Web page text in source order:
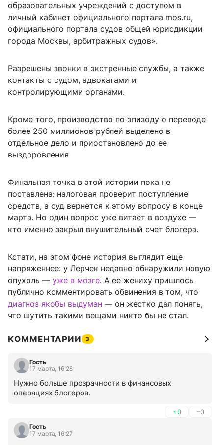
образовательных учреждений с доступом в
личный кабинет официального портала mos.ru,
официального портала судов общей юрисдикции
города Москвы, арбитражных судов».
Разрешены звонки в экстренные службы, а также
контакты с судом, адвокатами и
контролирующими органами.
Кроме того, производство по эпизоду о переводе
более 250 миллионов рублей выделено в
отдельное дело и приостановлено до ее
выздоровления.
Финальная точка в этой истории пока не
поставлена: налоговая проверит поступление
средств, а суд вернется к этому вопросу в конце
марта. Но один вопрос уже витает в воздухе —
кто именно закрыл внушительный счет блогера.
Кстати, на этом фоне история выглядит еще
напряженнее: у Лерчек недавно обнаружили новую
опухоль — уже в мозге. А ее жениху пришлось
публично комментировать обвинения в том, что
диагноз якобы выдуман — он жестко дал понять,
что шутить такими вещами никто бы не стал.
КОММЕНТАРИИ 3
Гость
17 марта, 16:28
Нужно больше прозрачности в финансовых
операциях блогеров.
+0 –0
Гость
17 марта, 16:27